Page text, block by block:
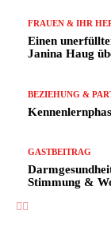
FRAUEN & IHR
Einen
Janina Haug
BEZIEHUNG &
GASTBEITRAG
Stimmung &